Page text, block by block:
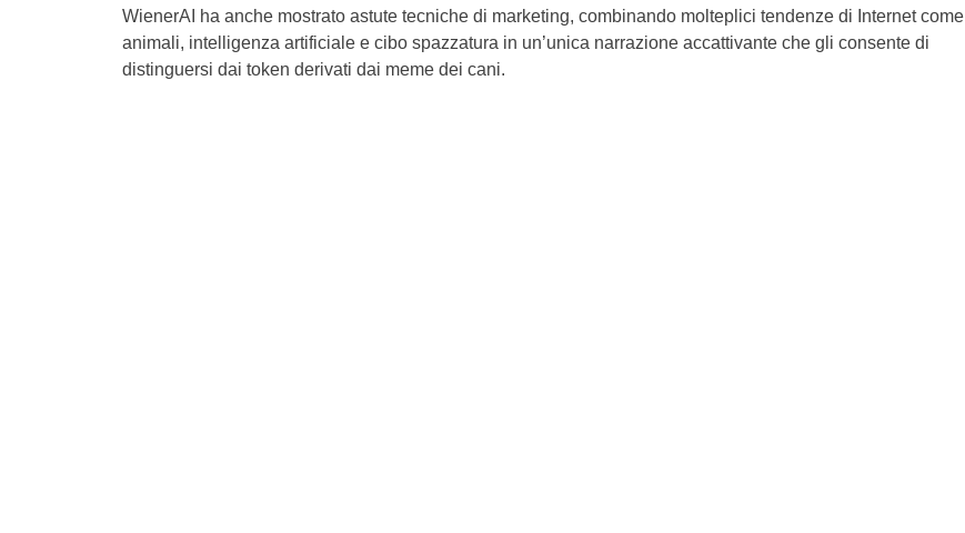
WienerAI ha anche mostrato astute tecniche di marketing, combinando molteplici tendenze di Internet come
animali, intelligenza artificiale e cibo spazzatura in un’unica narrazione accattivante che gli consente di
distinguersi dai token derivati ​​dai meme dei cani.